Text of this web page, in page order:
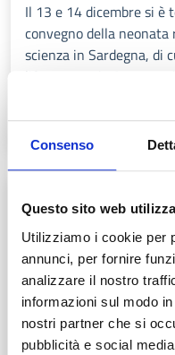
Consenso
Questo sito web
Utilizziamo i cookie per
annunci, per fornire
analizzare il nostro
informazioni sul modo
nostri partner che si
pubblicità e social
Il 13 e 14 dicembre si è
convegno della
scienza in Sardegna, di
l'Osservatorio